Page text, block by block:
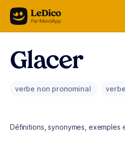
Aller au contenu
Glacer
verbe non pronominal
Définitions, synonymes, exemples